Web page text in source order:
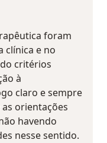
foram
clínica e no
critérios
à
claro e sempre
orientações
havendo
nesse sentido.